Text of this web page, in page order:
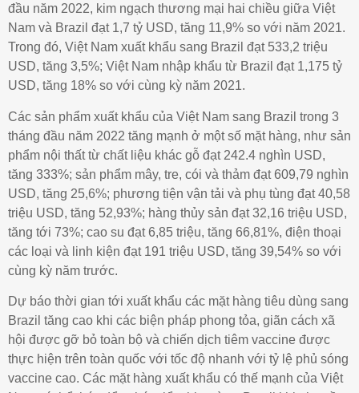
đầu năm 2022, kim ngạch thương mại hai chiều giữa Việt
Nam và Brazil đạt 1,7 tỷ USD, tăng 11,9% so với năm 2021.
Trong đó, Việt Nam xuất khẩu sang Brazil đạt 533,2 triệu
USD, tăng 3,5%; Việt Nam nhập khẩu từ Brazil đạt 1,175 tỷ
USD, tăng 18% so với cùng kỳ năm 2021.
Các sản phẩm xuất khẩu của Việt Nam sang Brazil trong 3
tháng đầu năm 2022 tăng mạnh ở một số mặt hàng, như sản
phẩm nội thất từ chất liệu khác gỗ đạt 242.4 nghìn USD,
tăng 333%; sản phẩm mây, tre, cói và thảm đạt 609,79 nghìn
USD, tăng 25,6%; phương tiện vận tải và phụ tùng đạt 40,58
triệu USD, tăng 52,93%; hàng thủy sản đạt 32,16 triệu USD,
tăng tới 73%; cao su đạt 6,85 triệu, tăng 66,81%, điện thoại
các loại và linh kiện đạt 191 triệu USD, tăng 39,54% so với
cùng kỳ năm trước.
Dự báo thời gian tới xuất khẩu các mặt hàng tiêu dùng sang
Brazil tăng cao khi các biện pháp phong tỏa, giãn cách xã
hội được gỡ bỏ toàn bộ và chiến dịch tiêm vaccine được
thực hiện trên toàn quốc với tốc độ nhanh với tỷ lệ phủ sóng
vaccine cao. Các mặt hàng xuất khẩu có thế mạnh của Việt